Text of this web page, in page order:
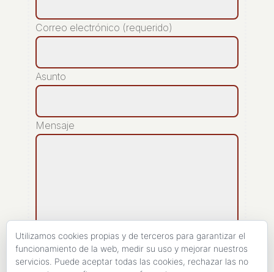
Correo electrónico (requerido)
Asunto
Mensaje
Utilizamos cookies propias y de terceros para garantizar el
funcionamiento de la web, medir su uso y mejorar nuestros
servicios. Puede aceptar todas las cookies, rechazar las no